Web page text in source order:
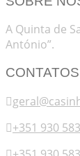
A Quinta de
António”.
CONTATOS
+351 930